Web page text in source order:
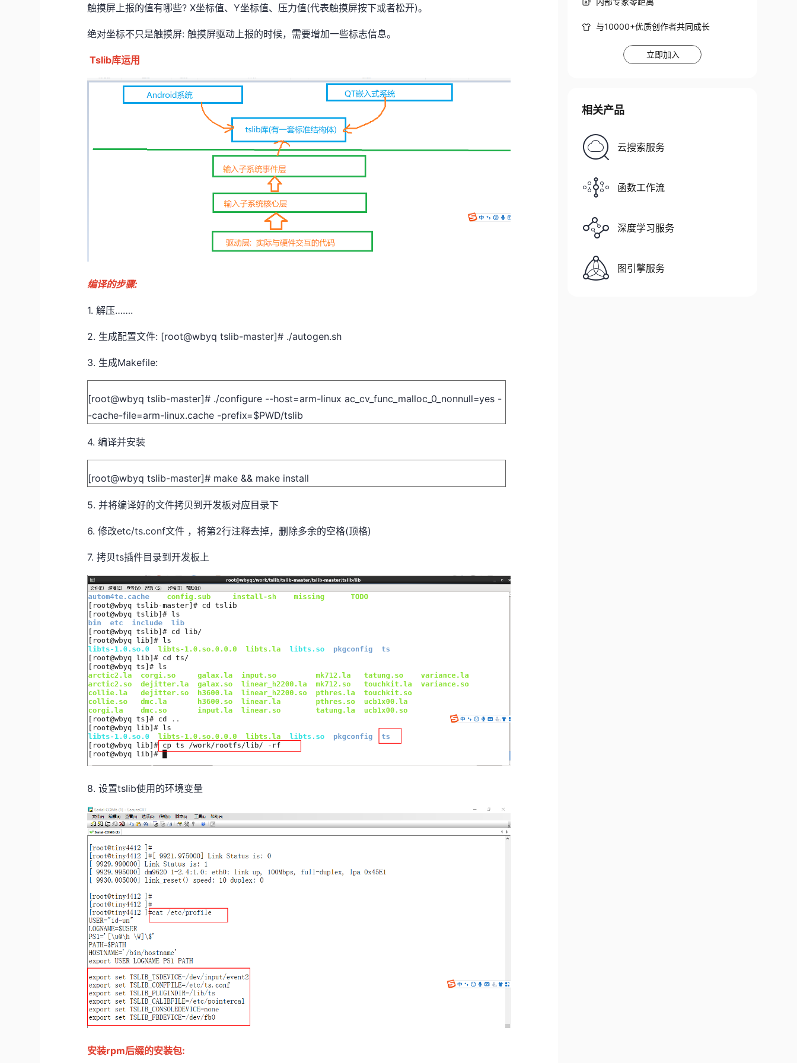
触摸屏上报的值有哪些? X坐标值、Y坐标值、压力值(代表触摸屏按下或者松开)。
绝对坐标不只是触摸屏: 触摸屏驱动上报的时候， 需要增加一些标志信息。
Tslib库运用
编译的步骤:
1.​解压…….
2.​ 生成配置文件: [root@wbyq tslib-master]# ./autogen.sh
3.​ 生成Makefile:
[root@wbyq tslib-master]# ./configure --host=arm-linux ac_cv_func_malloc_0_nonnull=yes -
-cache-file=arm-linux.cache -prefix=$PWD/tslib
4.​编译并安装
[root@wbyq tslib-master]# make && make install
5.​并将编译好的文件拷贝到开发板对应目录下
6.​修改etc/ts.conf文件 ，将第2行注释去掉，删除多余的空格(顶格)
7.​拷贝ts插件目录到开发板上
8.​设置tslib使用的环境变量
安装rpm后缀的安装包:
与10000+优质创作者共同成长
立即加入
相关产品
云搜索服务
函数工作流
深度学习服务
图引擎服务